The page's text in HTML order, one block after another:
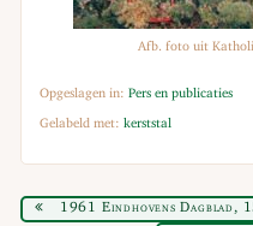
Afb. foto uit
Opgeslagen in:Pers en publicaties
Gelabeld met:kerststal
1961 Eindhovens Dagblad,